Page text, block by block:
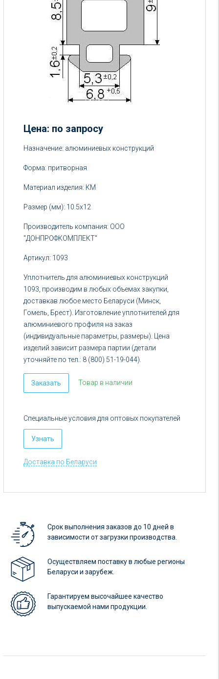
Цена: по запросу
Цена:
5
руб.
Назначение: алюминиевых конструкций
Форма: притворная
Материал изделия: КМ
Размер (мм): 10.5х12
Производитель компания: ООО
"ДОНПРОФКОМПЛЕКТ"
Артикул: 1093
Уплотнитель для алюминиевых конструкций
1093, производим в любых объемах закупки,
доставкав любое место Беларуси (Минск,
Гомель, Брест). Изготовление уплотнителей для
алюминиевого профиля на заказ
(индивидуальные параметры, размеры). Цена
изделий зависит размера партии (детали
уточняйте по тел.: 8 (800) 51-19-044).
Заказать Товар в наличии
Специальные условия для оптовых покупателей
Узнать
Доставка по Беларуси
Срок выполнения заказов до 10 дней в
зависимости от загрузки производства.
Осуществляем поставку в любые регионы
Беларуси и зарубеж.
Гарантируем высочайшее качество
выпускаемой нами продукции.